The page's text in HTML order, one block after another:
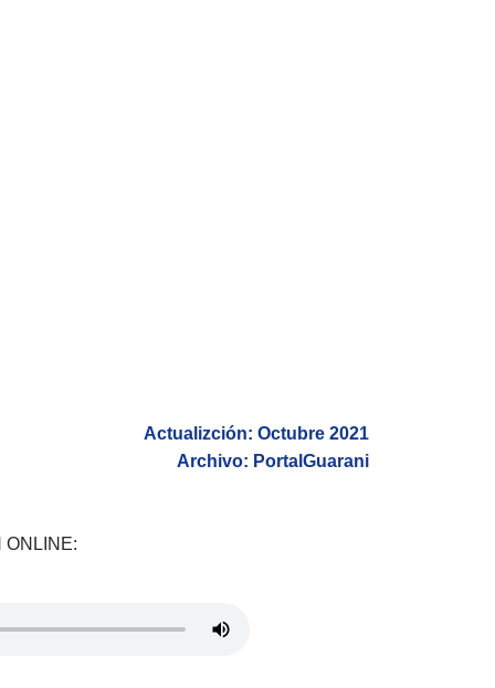
Actualizción: Octubre 2021
Archivo: PortalGuarani
ONLINE: